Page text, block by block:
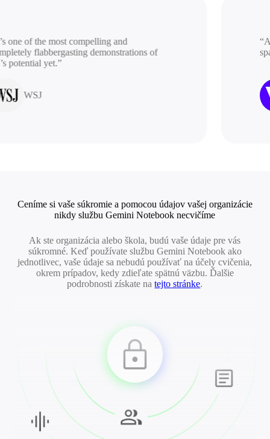
of the most compelling and
flabbergasting demonstrations of
yet.”
WSJ
“A
Ceníme si vaše súkromie a pomocou údajov vašej organizácie
nikdy službu Gemini Notebook necvičíme
Ak ste organizácia alebo škola, budú vaše údaje pre vás
súkromné. Keď používate službu Gemini Notebook ako
jednotlivec, vaše údaje sa nebudú používať na účely cvičenia,
okrem prípadov, kedy zdieľate spätnú väzbu. Ďalšie
podrobnosti získate natejto stránke.